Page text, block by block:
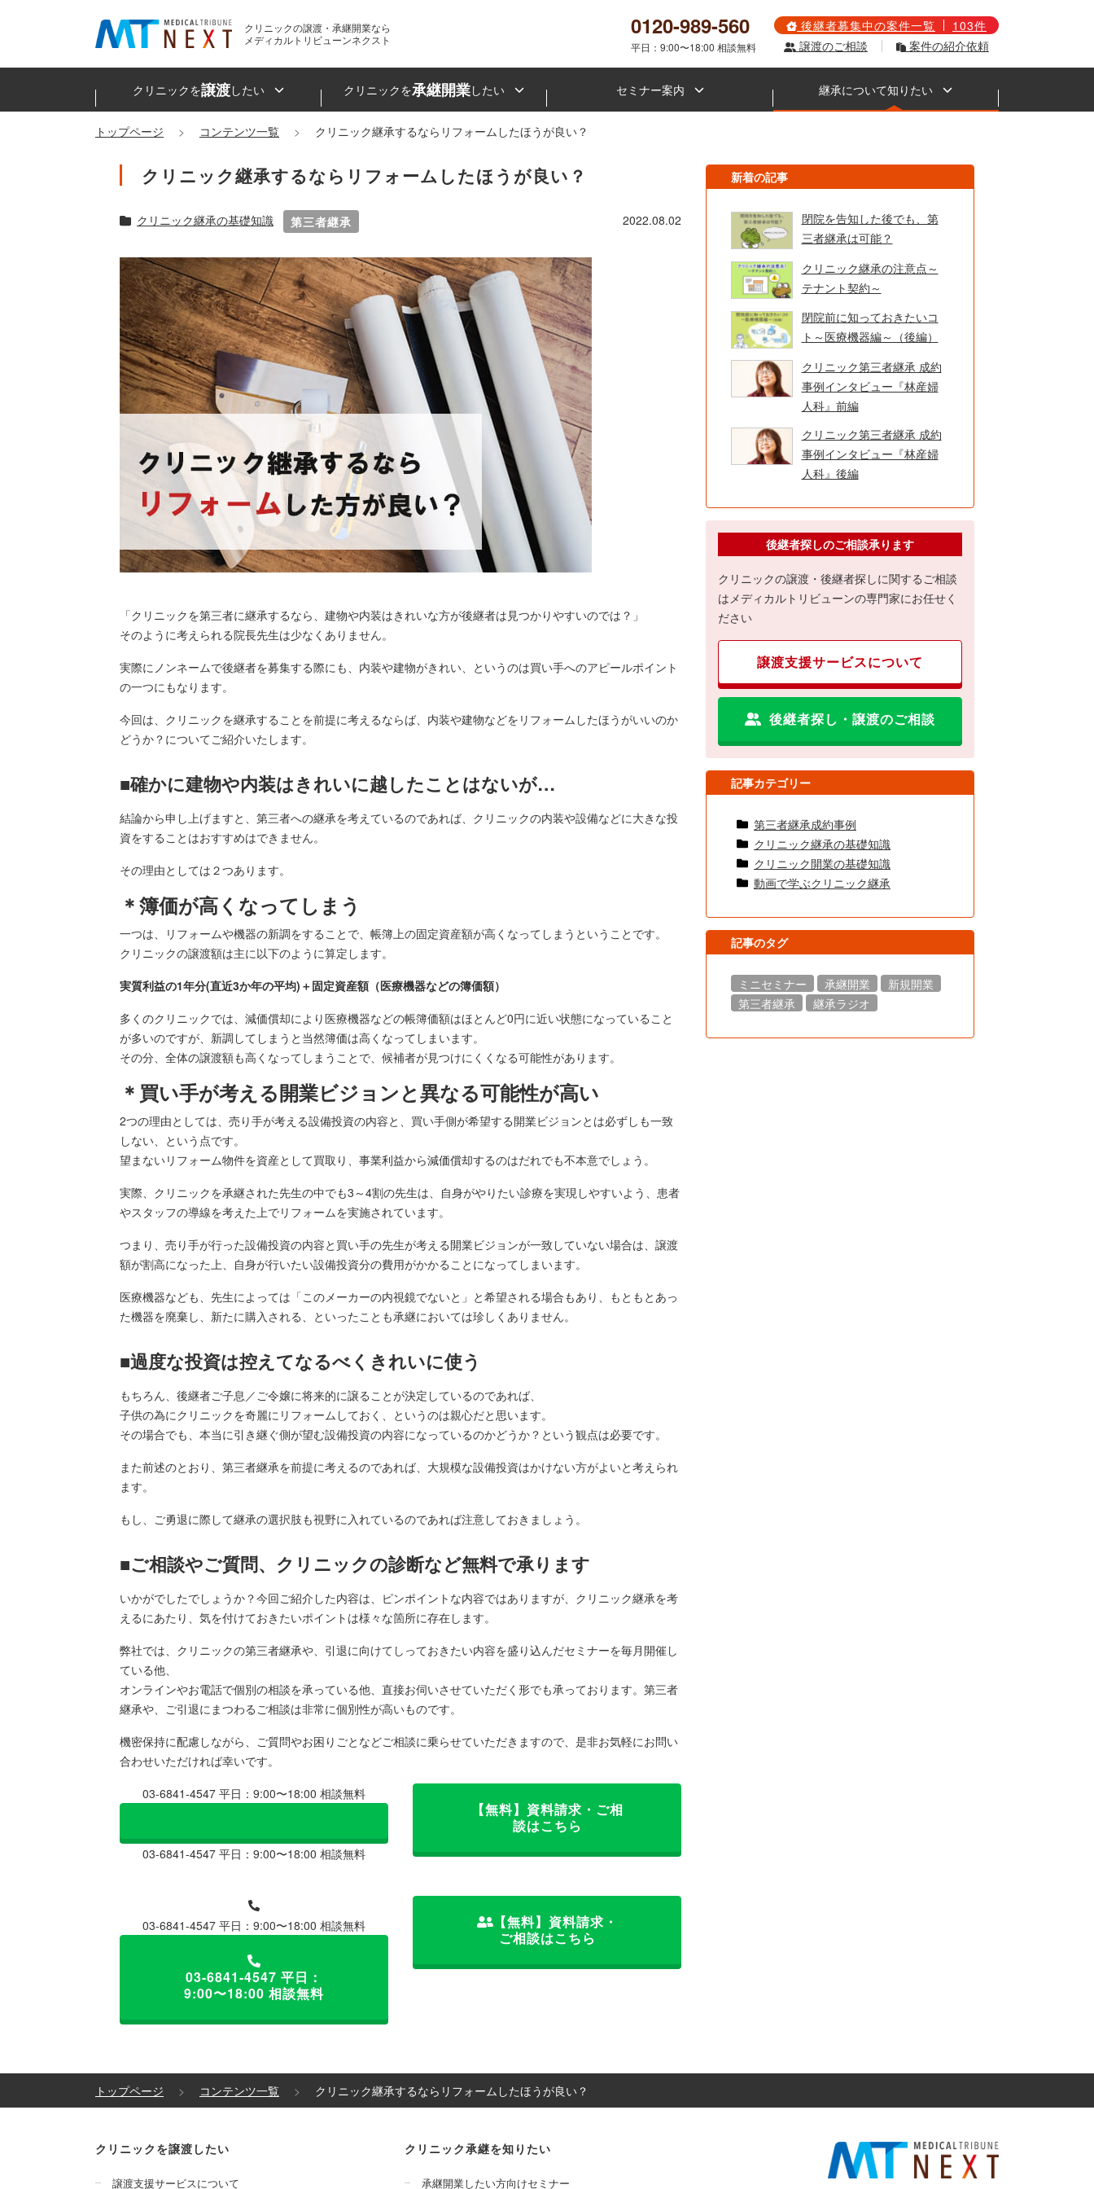
クリニックの譲渡・承継開業なら
メディカルトリビューンネクスト
0120-989-560
平日：9:00〜18:00 相談無料
後継者募集中の案件一覧
103件
譲渡のご相談
案件の紹介依頼
クリニックを譲渡したい クリニックを承継開業したい セミナー案内 継承について知りたい
トップページ コンテンツ一覧 クリニック継承するならリフォームしたほうが良い？
クリニック継承するならリフォームしたほうが良い？
クリニック継承の基礎知識 第三者継承 2022.08.02
「クリニックを第三者に継承するなら、建物や内装はきれいな方が後継者は見つかりやすいのでは？」
そのように考えられる院長先生は少なくありません。
実際にノンネームで後継者を募集する際にも、内装や建物がきれい、というのは買い手へのアピールポイント
の一つにもなります。
今回は、クリニックを継承することを前提に考えるならば、内装や建物などをリフォームしたほうがいいのか
どうか？についてご紹介いたします。
■確かに建物や内装はきれいに越したことはないが…
結論から申し上げますと、第三者への継承を考えているのであれば、クリニックの内装や設備などに大きな投
資をすることはおすすめはできません。
その理由としては２つあります。
＊簿価が高くなってしまう
一つは、リフォームや機器の新調をすることで、帳簿上の固定資産額が高くなってしまうということです。
クリニックの譲渡額は主に以下のように算定します。
実質利益の1年分(直近3か年の平均)＋固定資産額（医療機器などの簿価額）
多くのクリニックでは、減価償却により医療機器などの帳簿価額はほとんど0円に近い状態になっていること
が多いのですが、新調してしまうと当然簿価は高くなってしまいます。
その分、全体の譲渡額も高くなってしまうことで、候補者が見つけにくくなる可能性があります。
＊買い手が考える開業ビジョンと異なる可能性が高い
2つの理由としては、売り手が考える設備投資の内容と、買い手側が希望する開業ビジョンとは必ずしも一致
しない、という点です。
望まないリフォーム物件を資産として買取り、事業利益から減価償却するのはだれでも不本意でしょう。
実際、クリニックを承継された先生の中でも3～4割の先生は、自身がやりたい診療を実現しやすいよう、患者
やスタッフの導線を考えた上でリフォームを実施されています。
つまり、売り手が行った設備投資の内容と買い手の先生が考える開業ビジョンが一致していない場合は、譲渡
額が割高になった上、自身が行いたい設備投資分の費用がかかることになってしまいます。
医療機器なども、先生によっては「このメーカーの内視鏡でないと」と希望される場合もあり、もともとあっ
た機器を廃棄し、新たに購入される、といったことも承継においては珍しくありません。
■過度な投資は控えてなるべくきれいに使う
もちろん、後継者ご子息／ご令嬢に将来的に譲ることが決定しているのであれば、
子供の為にクリニックを奇麗にリフォームしておく、というのは親心だと思います。
その場合でも、本当に引き継ぐ側が望む設備投資の内容になっているのかどうか？という観点は必要です。
また前述のとおり、第三者継承を前提に考えるのであれば、大規模な設備投資はかけない方がよいと考えられ
ます。
もし、ご勇退に際して継承の選択肢も視野に入れているのであれば注意しておきましょう。
■ご相談やご質問、クリニックの診断など無料で承ります
いかがでしたでしょうか？今回ご紹介した内容は、ピンポイントな内容ではありますが、クリニック継承を考
えるにあたり、気を付けておきたいポイントは様々な箇所に存在します。
弊社では、クリニックの第三者継承や、引退に向けてしっておきたい内容を盛り込んだセミナーを毎月開催し
ている他、
オンラインやお電話で個別の相談を承っている他、直接お伺いさせていただく形でも承っております。第三者
継承や、ご引退にまつわるご相談は非常に個別性が高いものです。
機密保持に配慮しながら、ご質問やお困りごとなどご相談に乗らせていただきますので、是非お気軽にお問い
合わせいただければ幸いです。
03-6841-4547 平日：9:00〜18:00 相談無料
03-6841-4547 平日：9:00〜18:00 相談無料
【無料】資料請求・ ご相
談はこちら
03-6841-4547 平日：9:00〜18:00 相談無料
03-6841-4547 平日：
9:00〜18:00 相談無料
【無料】資料請求・
ご相談はこちら
新着の記事
閉院を告知した後でも、第
三者継承は可能？
クリニック継承の注意点～
テナント契約～
閉院前に知っておきたいコ
ト～医療機器編～（後編）
クリニック第三者継承 成約
事例インタビュー『林産婦
人科』前編
クリニック第三者継承 成約
事例インタビュー『林産婦
人科』後編
後継者探しのご相談承ります
クリニックの譲渡・後継者探しに関するご相談
はメディカルトリビューンの専門家にお任せく
ださい
譲渡支援サービスについて
後継者探し・譲渡のご相談
記事カテゴリー
第三者継承成約事例
クリニック継承の基礎知識
クリニック開業の基礎知識
動画で学ぶクリニック継承
記事のタグ
ミニセミナー 承継開業
新規開業
第三者継承
継承ラジオ
トップページ コンテンツ一覧 クリニック継承するならリフォームしたほうが良い？
クリニックを譲渡したい
譲渡支援サービスについて
クリニック承継を知りたい
承継開業したい方向けセミナー